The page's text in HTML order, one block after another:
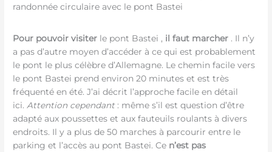
randonnée circulaire avec le pont Bastei
Pour pouvoir visiter le pont Bastei , il faut marcher . Il n’y
a pas d’autre moyen d’accéder à ce qui est probablement
le pont le plus célèbre d’Allemagne. Le chemin facile vers
le pont Bastei prend environ 20 minutes et est très
fréquenté en été. J’ai décrit l’approche facile en détail
ici.Attention cependant: même s’il est question d’être
adapté aux poussettes et aux fauteuils roulants à divers
endroits. Il y a plus de 50 marches à parcourir entre le
parking et l’accès au pont Bastei. Ce n’est pas